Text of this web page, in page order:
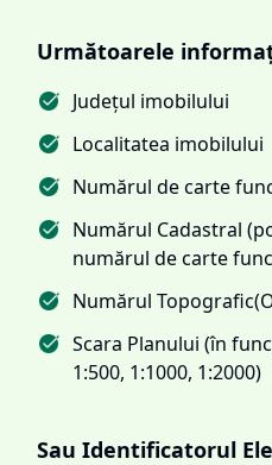
Următoarele
Județul imobilului
Localitatea imobilului
Numărul de carte
Numărul Cadastral
numărul de carte
Numărul
Scara Planului (în
1:500, 1:1000, 1:2000)
Sau Identificatorul